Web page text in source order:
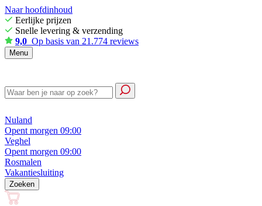
Naar hoofdinhoud
Eerlijke prijzen
Snelle levering & verzending
9,0 Op basis van 21.774 reviews
Menu
Nuland
Opent morgen 09:00
Veghel
Opent morgen 09:00
Rosmalen
Vakantiesluiting
Zoeken